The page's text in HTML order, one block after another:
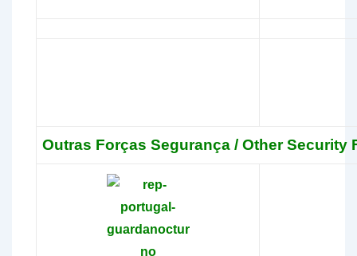
Outras Forças Segurança / Other Security